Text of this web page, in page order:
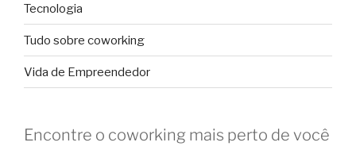
Tecnologia
Tudo sobre coworking
Vida de Empreendedor
Encontre o coworking mais perto de você